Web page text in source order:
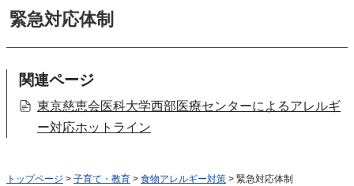
緊急対応体制
関連ページ
東京慈恵会医科大学西部医療センターによるアレルギ
ー対応ホットライン
トップページ > 子育て・教育 > 食物アレルギー対策 > 緊急対応体制